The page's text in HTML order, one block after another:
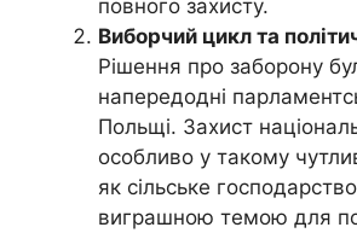
повного захисту.
Виборчий цикл та
Рішення про заборону
напередодні
Польщі. Захист
особливо у такому
як сільське
виграшною темою для